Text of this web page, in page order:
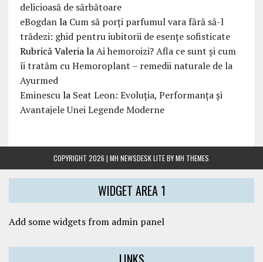
delicioasă de sărbătoare
eBogdanla Cum să porți parfumul vara fără să-l
trădezi: ghid pentru iubitorii de esențe sofisticate
Rubrică ValerialaAi hemoroizi? Afla ce sunt și cum
îi tratăm cu Hemoroplant – remedii naturale de la
Ayurmed
Eminescula Seat Leon: Evoluția, Performanța și
Avantajele Unei Legende Moderne
COPYRIGHT 2026 | MH NEWSDESK LITE BYMH THEMES
WIDGET AREA 1
Add some widgets from admin panel